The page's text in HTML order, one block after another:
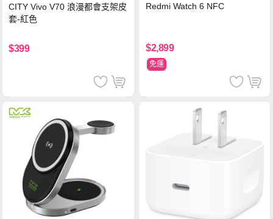
CITY Vivo V70 浪漫都會支架皮
套-紅色
$399
Redmi Watch 6 NFC
$2,899
免運